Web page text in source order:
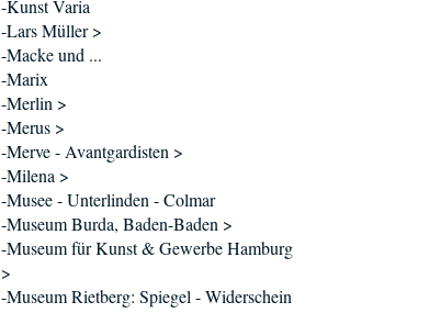
-Kunst Varia
-Lars Müller >
-Macke und ...
-Marix
-Merlin >
-Merus >
-Merve - Avantgardisten >
-Milena >
-Musee - Unterlinden - Colmar
-Museum Burda, Baden-Baden >
-Museum für Kunst & Gewerbe Hamburg
>
-Museum Rietberg: Spiegel - Widerschein